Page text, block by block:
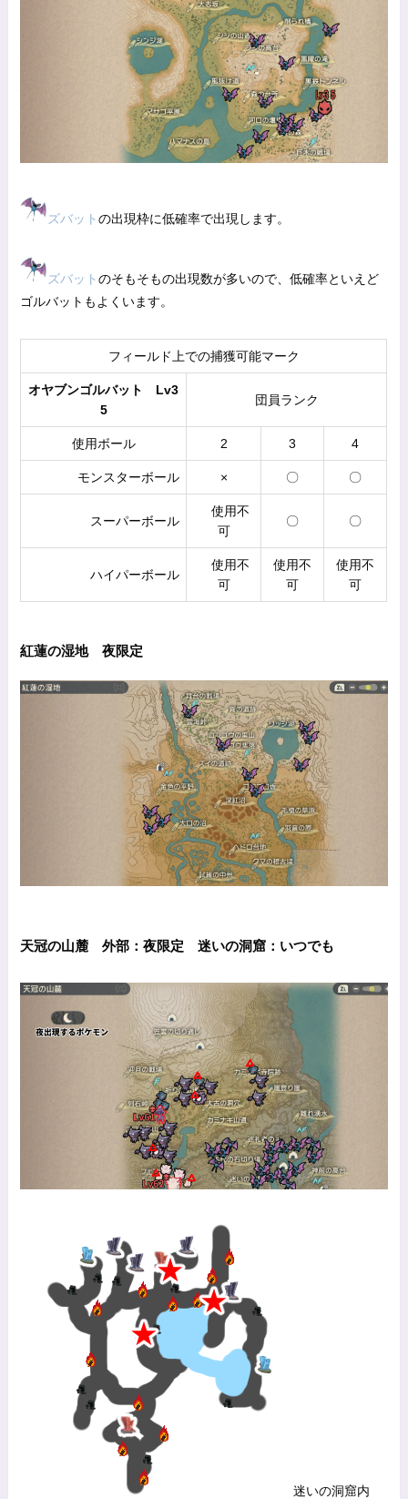
ズバットの出現枠に低確率で出現します。
ズバットのそもそもの出現数が多いので、低確率といえど
ゴルバットもよくいます。
フィールド上での捕獲可能マーク
オヤブンゴルバット Lv3
5
団員ランク
使用ボール 2 3 4
モンスターボール × 〇 〇
スーパーボール
使用不
可
〇 〇
ハイパーボール
使用不
可
使用不
可
使用不
可
紅蓮の湿地 夜限定
天冠の山麓 外部：夜限定 迷いの洞窟：いつでも
迷いの洞窟内